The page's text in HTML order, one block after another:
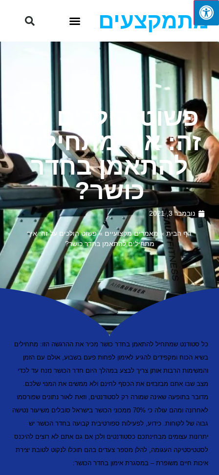
מתמקצעים
פשוט הולכים על
זה: איך מתחילים
להתאמן בחדר
כושר?
נובמבר 3, 2021
דף הבית» מאמרים מקצועיים »פשוט הולכים על זה: איך
מתחילים להתאמן בחדר כושר?
כל סטודנט שמתחיל להתאמן בחדר כושר מכיר את ההרגשה הזו: מתחילים
בשיא הכוח ומקפידים להגיע לאימון לפחות פעם בשבוע, אולם עם הזמן
והמשימות הרבות אותן צריך לבצע במהלך היום חדר הכושר נזנח עד לכדי
מצב שבו אתם מבזבזים את הכסף לחינם ולא ממשים את המנוי שלכם.
מדובר בתופעה שאינה שמורה רק לסטודנטים, וזאת לאור נתונים שפורסמו
לאחרונה ומהם עולה כי 70% ממכוני הכושר בישראל סובלים משיעור נטישה
גבוה של לקוחות. כידוע, לפעילות ספורטיבית קבועה בחדר הכושר יש
יתרונות עצומים מבחינתכם כסטודנטים ולכן אם גם אתם לא רוצים להיכנס
לסטטיסטיקה העגומה, להלן מספר צעדים בהם תוכלו לנקוט לטובת יצירת
איכות חיים משופרת – במסגרת אימון בחדר הכושר: